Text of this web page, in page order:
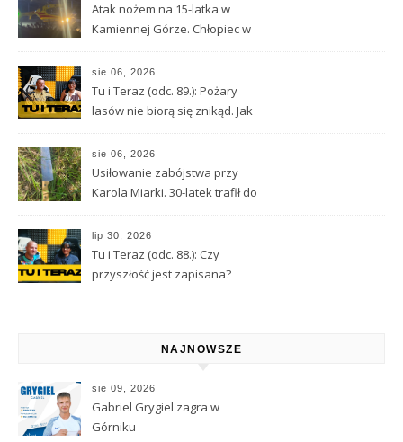
Atak nożem na 15-latka w
Kamiennej Górze. Chłopiec w
przetransportowany
śmigłowcem LPR
sie 06, 2026
Tu i Teraz (odc. 89.): Pożary
lasów nie biorą się znikąd. Jak
sie 06, 2026
Usiłowanie zabójstwa przy
Karola Miarki. 30-latek trafił do
lip 30, 2026
Tu i Teraz (odc. 88.): Czy
przyszłość jest zapisana?
NAJNOWSZE
sie 09, 2026
Gabriel Grygiel zagra w
Górniku